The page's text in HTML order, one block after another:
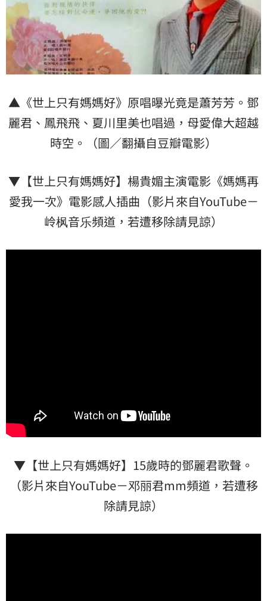
▲《世上只有媽媽好》原唱曝光竟是蕭芳芳。鄧
麗君、鳳飛飛、夏川里美也唱過，母愛偉大超越
時空。（圖／翻攝自豆瓣電影）
▼【世上只有媽媽好】楊貴媚主演電影《媽媽再
愛我一次》電影感人插曲（影片來自YouTube－
岭枫音乐頻道，若遭移除請見諒）
▼【世上只有媽媽好】15歲時的鄧麗君歌聲。
（影片來自YouTube－邓丽君mm頻道，若遭移
除請見諒）